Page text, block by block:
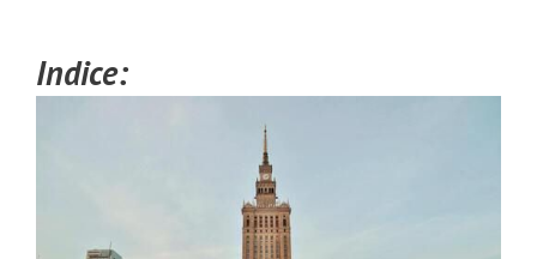
Indice: